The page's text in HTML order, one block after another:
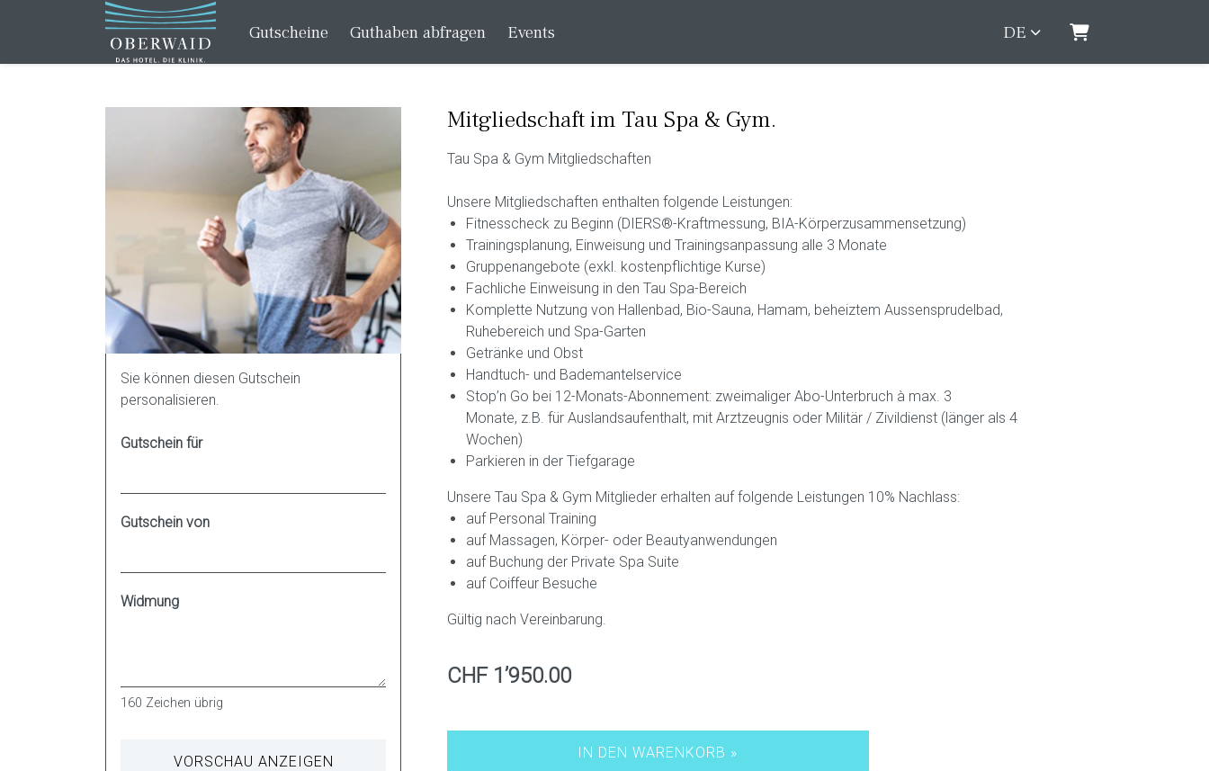
Gutscheine Guthaben abfragen Events DE
Warenkorb
Sie können diesen Gutschein
personalisieren.
Gutschein für
Gutschein von
Widmung
160 Zeichen übrig
VORSCHAU ANZEIGEN
Mitgliedschaft im Tau Spa & Gym.
Tau Spa & Gym Mitgliedschaften
Unsere Mitgliedschaften enthalten folgende Leistungen:
Fitnesscheck zu Beginn (DIERS®-Kraftmessung, BIA-Körperzusammensetzung)
Trainingsplanung, Einweisung und Trainingsanpassung alle 3 Monate
Gruppenangebote (exkl. kostenpflichtige Kurse)
Fachliche Einweisung in den Tau Spa-Bereich
Komplette Nutzung von Hallenbad, Bio-Sauna, Hamam, beheiztem Aussensprudelbad,
Ruhebereich und Spa-Garten
Getränke und Obst
Handtuch- und Bademantelservice
Stop’n Go bei 12-Monats-Abonnement: zweimaliger Abo-Unterbruch à max. 3
Monate, z.B. für Auslandsaufenthalt, mit Arztzeugnis oder Militär / Zivildienst (länger als 4
Wochen)
Parkieren in der Tiefgarage
Unsere Tau Spa & Gym Mitglieder erhalten auf folgende Leistungen 10% Nachlass:
auf Personal Training
auf Massagen, Körper- oder Beautyanwendungen
auf Buchung der Private Spa Suite
auf Coiffeur Besuche
Gültig nach Vereinbarung.
CHF 1’950.00
IN DEN WARENKORB »